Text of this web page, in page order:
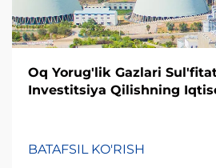
Oq Yorug'lik Gazlari
Investitsiya Qilishning
BATAFSIL KO'RISH